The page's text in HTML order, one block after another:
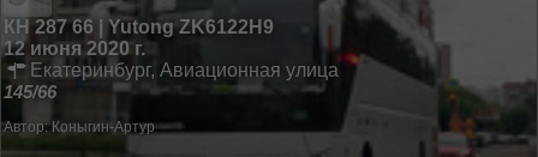
КН 287 66 | Yutong ZK6122H9
12 июня 2020 г.
Екатеринбург, Авиационная улица
145/66
Автор: Коныгин-Артур